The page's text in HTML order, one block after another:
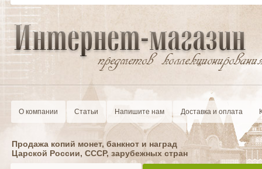
О компании Статьи Напишите нам Доставка и оплата
Продажа копий монет, банкнот и наград
Царской России, CCCР, зарубежных стран